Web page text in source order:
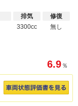
排気
3300cc
修復
無し
6.9 ％